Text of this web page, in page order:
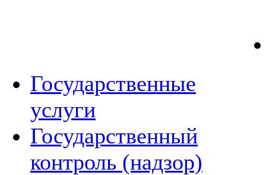
Государственные
услуги
Государственный
контроль (надзор)